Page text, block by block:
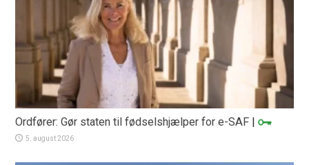
Ordfører: Gør staten til fødselshjælper for e-SAF |
5. august 2026